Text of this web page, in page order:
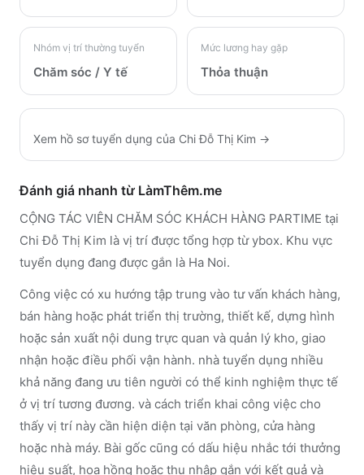
Nhóm vị trí thường tuyển
Chăm sóc / Y tế
Mức lương hay gặp
Thỏa thuận
Xem hồ sơ tuyển dụng của Chi Đỗ Thị Kim →
Đánh giá nhanh từ LàmThêm.me
CỘNG TÁC VIÊN CHĂM SÓC KHÁCH HÀNG PARTIME tại
Chi Đỗ Thị Kim là vị trí được tổng hợp từ ybox. Khu vực
tuyển dụng đang được gắn là Ha Noi.
Công việc có xu hướng tập trung vào tư vấn khách hàng,
bán hàng hoặc phát triển thị trường, thiết kế, dựng hình
hoặc sản xuất nội dung trực quan và quản lý kho, giao
nhận hoặc điều phối vận hành. nhà tuyển dụng nhiều
khả năng đang ưu tiên người có thể kinh nghiệm thực tế
ở vị trí tương đương. và cách triển khai công việc cho
thấy vị trí này cần hiện diện tại văn phòng, cửa hàng
hoặc nhà máy. Bài gốc cũng có dấu hiệu nhắc tới thưởng
hiệu suất, hoa hồng hoặc thu nhập gắn với kết quả và